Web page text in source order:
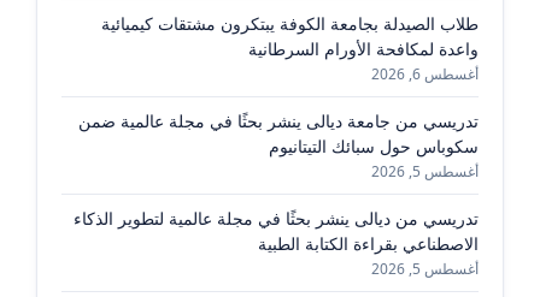
طلاب الصيدلة بجامعة الكوفة يبتكرون مشتقات كيميائية
واعدة لمكافحة الأورام السرطانية
أغسطس 6, 2026
تدريسي من جامعة ديالى ينشر بحثًا في مجلة عالمية ضمن
سكوباس حول سبائك التيتانيوم
أغسطس 5, 2026
تدريسي من ديالى ينشر بحثًا في مجلة عالمية لتطوير الذكاء
الاصطناعي بقراءة الكتابة الطبية
أغسطس 5, 2026